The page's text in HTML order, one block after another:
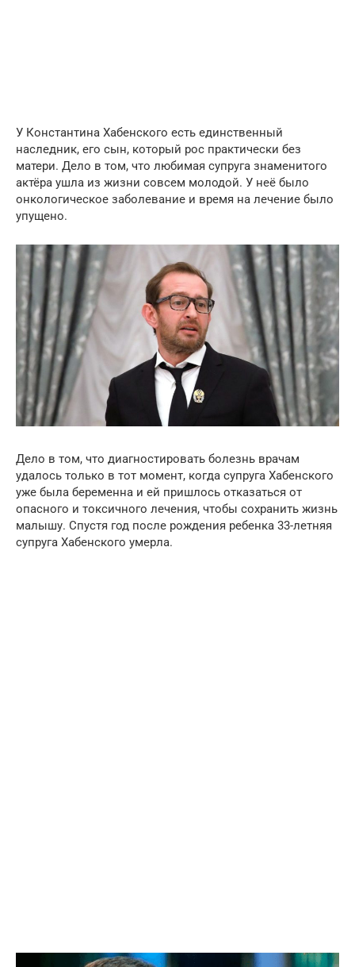
У Константина Хабенского есть единственный
наследник, его сын, который рос практически без
матери. Дело в том, что любимая супруга знаменитого
актёра ушла из жизни совсем молодой. У неё было
онкологическое заболевание и время на лечение было
упущено.
Дело в том, что диагностировать болезнь врачам
удалось только в тот момент, когда супруга Хабенского
уже была беременна и ей пришлось отказаться от
опасного и токсичного лечения, чтобы сохранить жизнь
малышу. Спустя год после рождения ребенка 33-летняя
супруга Хабенского умерла.